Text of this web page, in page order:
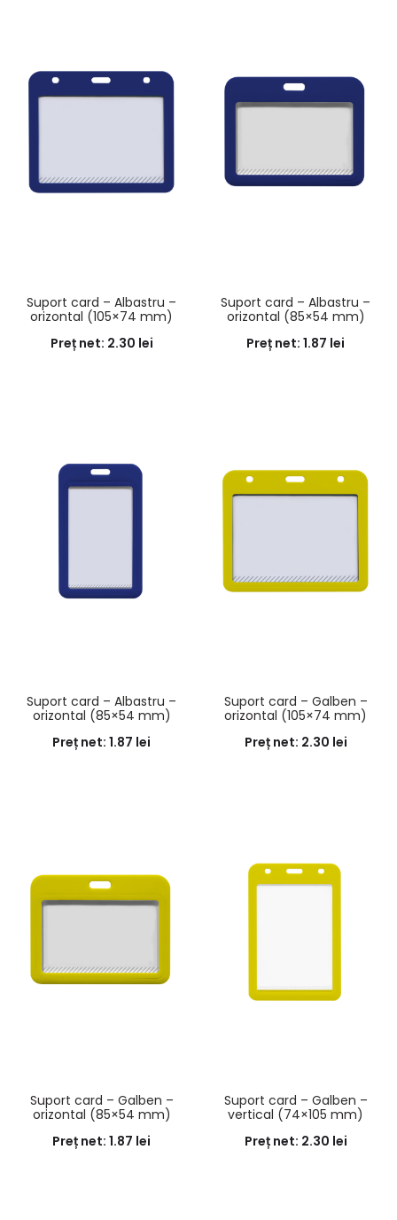
Suport card – Albastru –
orizontal (105×74 mm)
Preț net: 2.30 lei
Suport card – Albastru –
orizontal (85×54 mm)
Preț net: 1.87 lei
Suport card – Albastru –
orizontal (85×54 mm)
Preț net: 1.87 lei
Suport card – Galben –
orizontal (105×74 mm)
Preț net: 2.30 lei
Suport card – Galben –
orizontal (85×54 mm)
Preț net: 1.87 lei
Suport card – Galben –
vertical (74×105 mm)
Preț net: 2.30 lei